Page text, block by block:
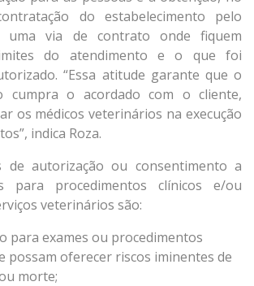
do estabelecimento pelo
uma via de contrato onde fiquem
do atendimento e o que foi
“Essa atitude garante que o
cumpra o acordado com o cliente,
os médicos veterinários na execução
indica Roza.
de autorização ou consentimento a
para procedimentos clínicos e/ou
veterinários são:
exames ou procedimentos
possam oferecer riscos iminentes de
morte;